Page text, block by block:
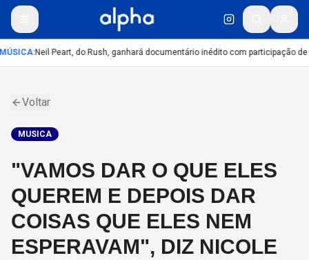
:Neil Peart, do Rush, ganhará documentário inédito com participação de
Voltar
MUSICA
"VAMOS DAR O QUE ELES
QUEREM E DEPOIS DAR
COISAS QUE ELES NEM
ESPERAVAM", DIZ NICOLE